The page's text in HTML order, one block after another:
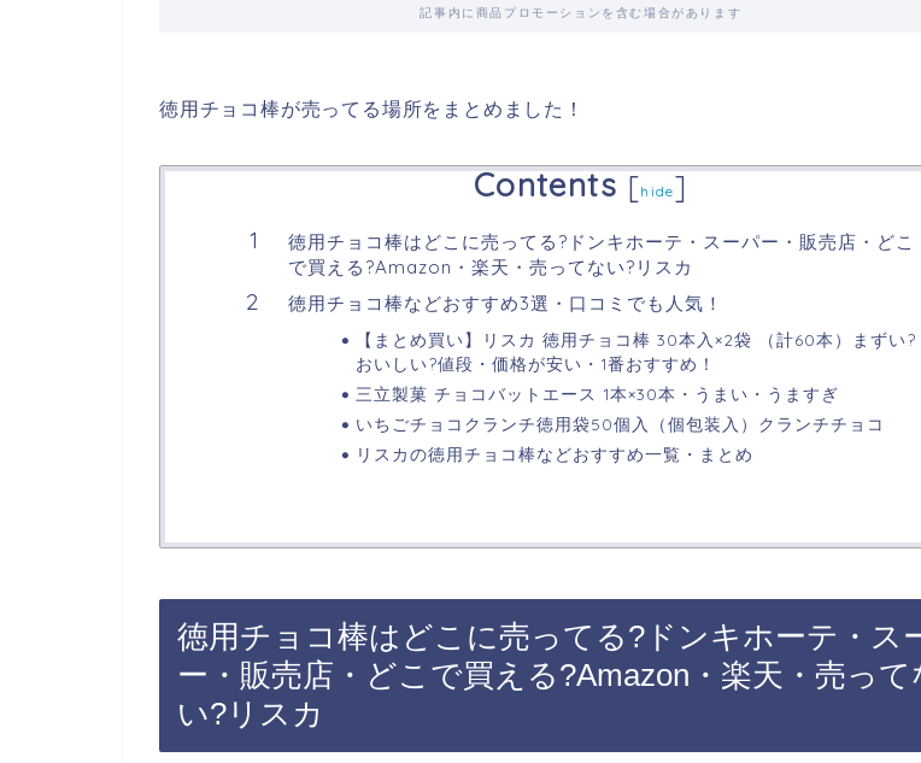
記事内に商品プロモーションを含む場合があります
徳用チョコ棒が売ってる場所をまとめました！
Contents [hide]
徳用チョコ棒はどこに売ってる?ドンキホーテ・スーパー・販売店・どこ
で買える?Amazon・楽天・売ってない?リスカ
徳用チョコ棒などおすすめ3選・口コミでも人気！
【まとめ買い】リスカ 徳用チョコ棒 30本入×2袋 （計60本）まずい?
おいしい?値段・価格が安い・1番おすすめ！
三立製菓 チョコバットエース 1本×30本・うまい・うますぎ
いちごチョコクランチ徳用袋50個入（個包装入）クランチチョコ
リスカの徳用チョコ棒などおすすめ一覧・まとめ
徳用チョコ棒はどこに売ってる?ドンキホーテ・ス
ー・販売店・どこで買える?Amazon・楽天・売って
い?リスカ